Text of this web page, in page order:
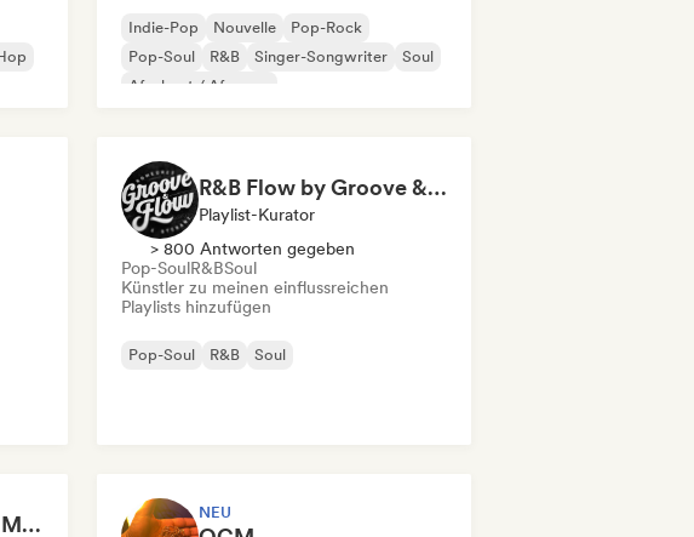
Indie-Pop Nouvelle
Pop-Rock
Pop-Soul
R&B Singer-Songwriter
Soul
Afrobeat / Afropop
R&B Flow by Groove & Flow
Playlist-Kurator
> 800 Antworten gegeben
Pop-SoulR&BSoul
Künstler zu meinen einflussreichen
Playlists hinzufügen
Pop-Soul R&B Soul
Slow and sensual by Michelle Ebrahim NEU